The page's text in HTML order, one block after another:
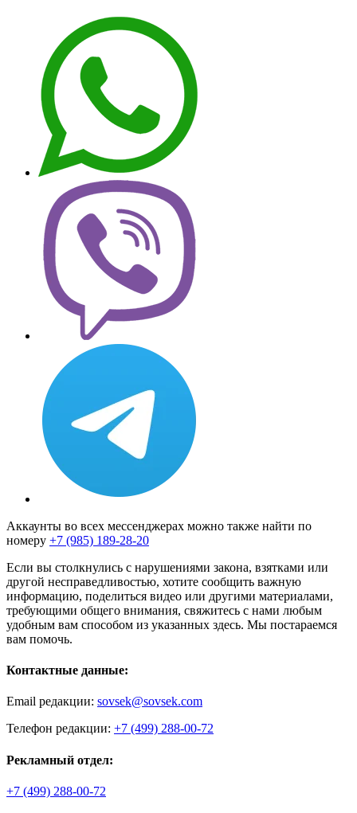
Аккаунты во всех мессенджерах можно также найти по
номеру +7 (985) 189-28-20
Если вы столкнулись с нарушениями закона, взятками или
другой несправедливостью, хотите сообщить важную
информацию, поделиться видео или другими материалами,
требующими общего внимания, свяжитесь с нами любым
удобным вам способом из указанных здесь. Мы постараемся
вам помочь.
Контактные данные:
Email редакции: sovsek@sovsek.com
Телефон редакции: +7 (499) 288-00-72
Рекламный отдел:
+7 (499) 288-00-72